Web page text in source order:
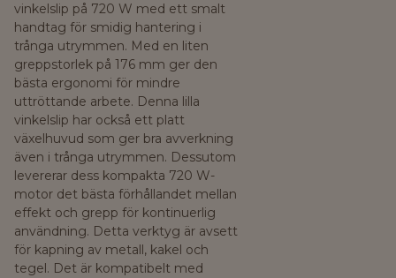
vinkelslip på 720 W med ett smalt
handtag för smidig hantering i
trånga utrymmen. Med en liten
greppstorlek på 176 mm ger den
bästa ergonomi för mindre
uttröttande arbete. Denna lilla
vinkelslip har också ett platt
växelhuvud som ger bra avverkning
även i trånga utrymmen. Dessutom
levererar dess kompakta 720 W-
motor det bästa förhållandet mellan
effekt och grepp för kontinuerlig
användning. Detta verktyg är avsett
för kapning av metall, kakel och
tegel. Det är kompatibelt med